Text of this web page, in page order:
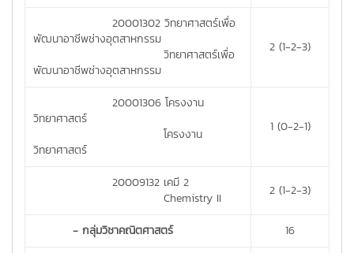
20001302 วิทยาศาสตร์เพื่อ
พัฒนาอาชีพช่างอุตสาหกรรม
วิทยาศาสตร์เพื่อ
พัฒนาอาชีพช่างอุตสาหกรรม
2 (1-2-3)
20001306 โครงงาน
วิทยาศาสตร์
โครงงาน
วิทยาศาสตร์
1 (0-2-1)
20009132 เคมี 2
Chemistry II
2 (1-2-3)
- กลุ่มวิชาคณิตศาสตร์
16